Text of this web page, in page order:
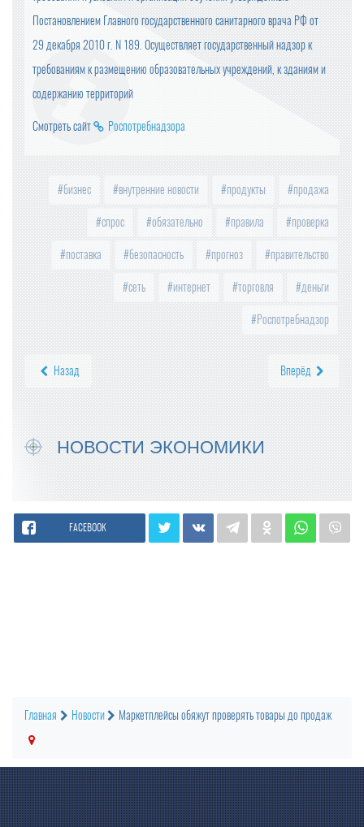
Постановлением Главного государственного санитарного врача РФ от
29 декабря 2010 г. N 189. Осуществляет государственный надзор к
требованиям к размещению образовательных учреждений, к зданиям и
содержанию территорий
Смотреть сайт Роспотребнадзора
бизнес внутренние новости продукты продажа
спрос обязательно правила проверка
поставка безопасность прогноз правительство
сеть интернет торговля деньги
Роспотребнадзор
Назад Вперёд
НОВОСТИ ЭКОНОМИКИ
FACEBOOK
Главная Новости Маркетплейсы обяжут проверять товары до продаж